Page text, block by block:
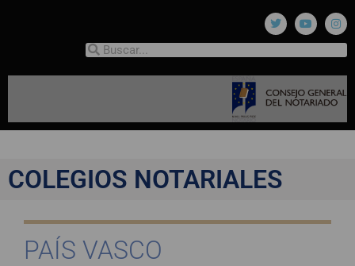
COLEGIOS NOTARIALES
PAÍS VASCO